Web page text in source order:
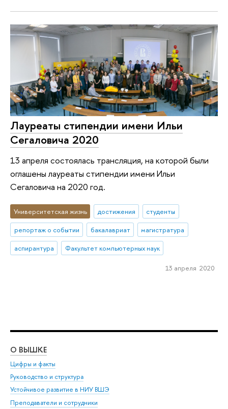
Лауреаты стипендии имени Ильи
Сегаловича 2020
13 апреля состоялась трансляция, на которой были
оглашены лауреаты стипендии имени Ильи
Сегаловича на 2020 год.
Университетская жизнь достижения
студенты
репортаж о событии
бакалавриат
магистратура
аспирантура
Факультет компьютерных наук
13 апреля 2020
О ВЫШКЕ
Цифры и факты
Руководство и структура
Устойчивое развитие в НИУ ВШЭ
Преподаватели и сотрудники